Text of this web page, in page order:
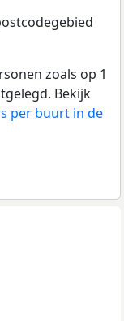
zoals op 1
Bekijk
per buurt in de